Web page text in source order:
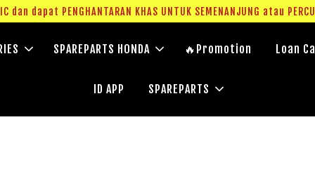
atau PERCUMA VOUCHER. （T&C Applied)
SPAREPARTS HONDA 🔥Promotion Loan
ID APP SPAREPARTS